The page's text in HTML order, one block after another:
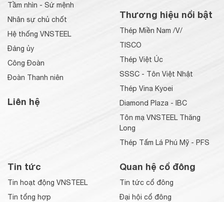
Tầm nhìn - Sứ mệnh
Nhân sự chủ chốt
Hệ thống VNSTEEL
Đảng ủy
Công Đoàn
Đoàn Thanh niên
Liên hệ
Thương hiệu nổi bật
Thép Miền Nam /V/
TISCO
Thép Việt Úc
SSSC - Tôn Việt Nhật
Thép Vina Kyoei
Diamond Plaza - IBC
Tôn mạ VNSTEEL Thăng
Long
Thép Tấm Lá Phú Mỹ - PFS
Tin tức
Tin hoạt động VNSTEEL
Tin tổng hợp
Quan hệ cổ đông
Tin tức cổ đông
Đại hội cổ đông